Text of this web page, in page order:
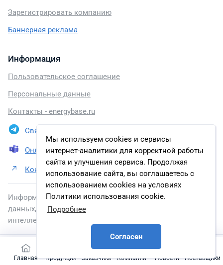
Мы используем cookies и сервисы
интернет-аналитики для корректной работы
сайта и улучшения сервиса. Продолжая
использование сайта, вы соглашаетесь с
использованием cookies на условиях
Политики использования cookie.
Подробнее
Согласен
Главная Продукция Заказчики Компании Новости Поставщики
Зарегистрировать компанию
Баннерная реклама
Информация
Пользовательское соглашение
Персональные данные
Контакты - energybase.ru
Связаться в Telegram
Онлайн презентация
Контакты ООО НПП «ЭКРА»
Информация, размещенная на сайте, включена в базу
данных, зарегистрированную в Федеральной службе по
интеллектуальной собственности.
2026 © energybase.ru